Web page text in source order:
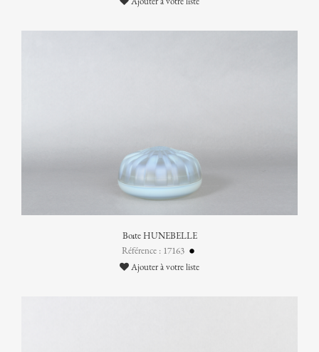
Boîte HUNEBELLE
Référence : 17163
Ajouter à votre liste